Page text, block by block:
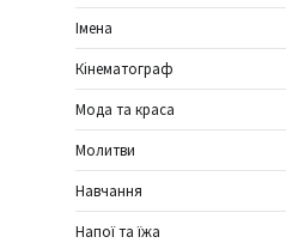
Імена
Кінематограф
Мода та краса
Молитви
Навчання
Напої та їжа